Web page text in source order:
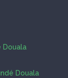
Douala
Douala